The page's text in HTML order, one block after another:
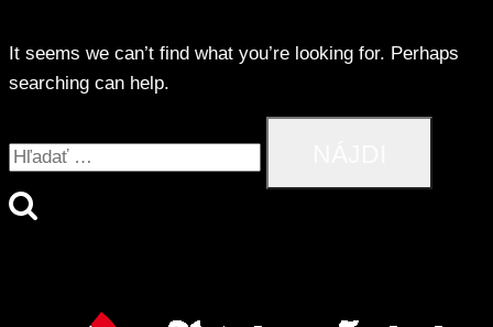
It seems we can’t find what you’re looking for. Perhaps
searching can help.